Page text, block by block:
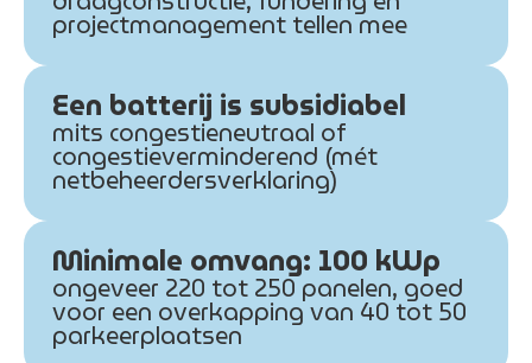
projectmanagement tellen mee
Een batterij is subsidiabel
mits congestieneutraal of
congestieverminderend (mét
netbeheerdersverklaring)
Minimale omvang: 100 kWp
ongeveer 220 tot 250 panelen, goed
voor een overkapping van 40 tot 50
parkeerplaatsen